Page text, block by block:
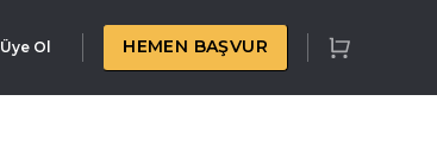
Üye Ol HEMEN BAŞVUR